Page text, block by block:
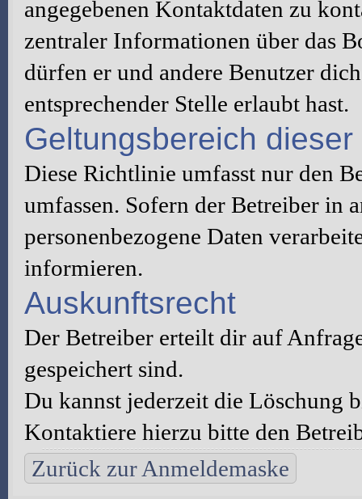
angegebenen Kontaktdaten zu
zentraler Informationen über das
dürfen er und andere Benutzer
entsprechender Stelle erlaubt hast.
Geltungsbereich
Diese Richtlinie umfasst nur den
umfassen. Sofern der Betreiber in
personenbezogene Daten
informieren.
Auskunftsrecht
Der Betreiber erteilt dir auf
gespeichert sind.
Du kannst jederzeit die Löschung
Kontaktiere hierzu bitte den
Zurück zur Anmeldemaske